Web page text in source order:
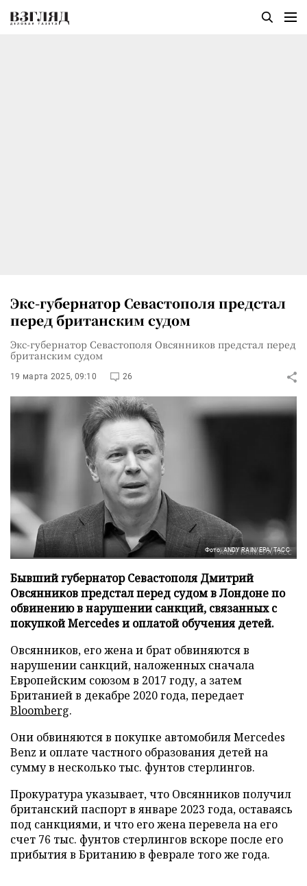
Экс-губернатор Севастополя предстал
перед британским судом
Экс-губернатор Севастополя Овсянников предстал перед
британским судом
19 марта 2025, 09:10 26
Фото: ANDY RAIN/EPA/ТАСС
Бывший губернатор Севастополя Дмитрий
Овсянников предстал перед судом в Лондоне по
обвинению в нарушении санкций, связанных с
покупкой Mercedes и оплатой обучения детей.
Овсянников, его жена и брат обвиняются в
нарушении санкций, наложенных сначала
Европейским союзом в 2017 году, а затем
Британией в декабре 2020 года, передает
Bloomberg.
Они обвиняются в покупке автомобиля Mercedes
Benz и оплате частного образования детей на
сумму в несколько тыс. фунтов стерлингов.
Прокуратура указывает, что Овсянников получил
британский паспорт в январе 2023 года, оставаясь
под санкциями, и что его жена перевела на его
счет 76 тыс. фунтов стерлингов вскоре после его
прибытия в Британию в феврале того же года.